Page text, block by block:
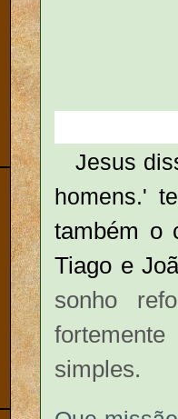
Jesus
homens.'
também o
Tiago e
sonho
simples.